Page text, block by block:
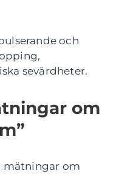
och
sevärdheter.
om
mätningar om